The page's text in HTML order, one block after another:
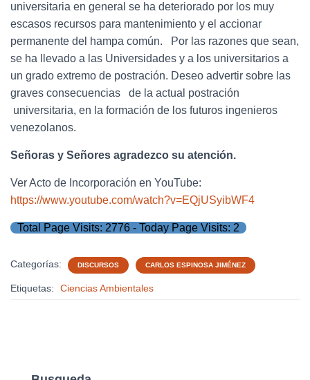
universitaria en general se ha deteriorado por los muy
escasos recursos para mantenimiento y el accionar
permanente del hampa común. Por las razones que sean,
se ha llevado a las Universidades y a los universitarios a
un grado extremo de postración. Deseo advertir sobre las
graves consecuencias de la actual postración
universitaria, en la formación de los futuros ingenieros
venezolanos.
Señoras y Señores agradezco su atención.
Ver Acto de Incorporación en YouTube:
https://www.youtube.com/watch?v=EQjUSyibWF4
Total Page Visits: 2776 - Today Page Visits: 2
Categorías: DISCURSOS CARLOS ESPINOSA JIMÉNEZ
Etiquetas: Ciencias Ambientales